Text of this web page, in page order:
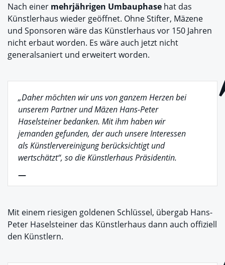
Nach einer mehrjährigen Umbauphase hat das
Künstlerhaus wieder geöffnet. Ohne Stifter, Mäzene
und Sponsoren wäre das Künstlerhaus vor 150 Jahren
nicht erbaut worden. Es wäre auch jetzt nicht
generalsaniert und erweitert worden.
„Daher möchten wir uns von ganzem Herzen bei
unserem Partner und Mäzen Hans-Peter
Haselsteiner bedanken. Mit ihm haben wir
jemanden gefunden, der auch unsere Interessen
als Künstlervereinigung berücksichtigt und
wertschätzt“, so die Künstlerhaus Präsidentin.
—
Mit einem riesigen goldenen Schlüssel, übergab Hans-
Peter Haselsteiner das Künstlerhaus dann auch offiziell
den Künstlern.